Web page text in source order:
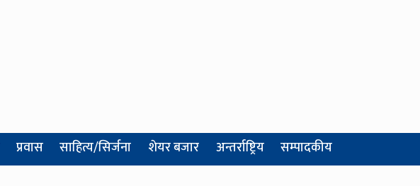
प्रवास साहित्य/सिर्जना शेयर बजार अन्तर्राष्ट्रिय सम्पादकीय